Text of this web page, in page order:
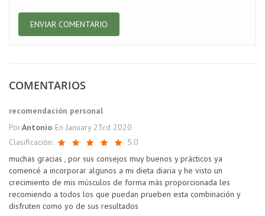
COMENTARIOS
recomendación personal
Por:Antonio En January 23rd 2020
Clasificación:
5.0
muchas gracias , por sus consejos muy buenos y prácticos ya
comencé a incorporar algunos a mi dieta diaria y he visto un
crecimiento de mis músculos de forma más proporcionada les
recomiendo a todos los que puedan prueben esta combinación y
disfruten como yo de sus resultados